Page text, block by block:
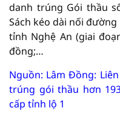
danh trúng Gói thầu
Sách kéo dài nối
tỉnh Nghệ An (giai
đồng;…
Nguồn: Lâm Đồng:
trúng gói thầu hơn
cấp tỉnh lộ 1